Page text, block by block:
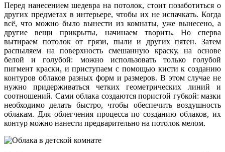
Перед нанесением шедевра на потолок, стоит позаботиться о
других предметах в интерьере, чтобы их не испачкать. Когда
всё, что можно было вынести из комнаты, уже вынесено, а
другие вещи прикрыты, начинаем творить. Но сперва
вытираем потолок от грязи, пыли и других пятен. Затем
распыляем на поверхность смешанную краску, на основе
белой и голубой: можно использовать только голубой
пигмент краски, и приступаем с помощью кисти к созданию
контуров облаков разных форм и размеров. В этом случае не
нужно придерживаться четких геометрических линий и
соотношений. Сами облака создаются пористой губкой: мазки
необходимо делать быстро, чтобы обеспечить воздушность
облакам. Для облегчения процесса по созданию облаков, их
контур можно нанести предварительно на потолок мелом.